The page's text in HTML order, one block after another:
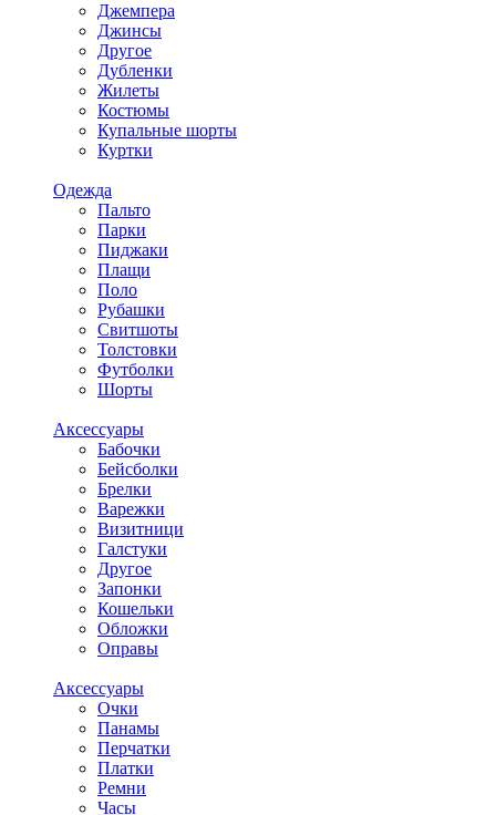
Джемпера
Джинсы
Другое
Дубленки
Жилеты
Костюмы
Купальные шорты
Куртки
Одежда
Пальто
Парки
Пиджаки
Плащи
Поло
Рубашки
Свитшоты
Толстовки
Футболки
Шорты
Аксессуары
Бабочки
Бейсболки
Брелки
Варежки
Визитници
Галстуки
Другое
Запонки
Кошельки
Обложки
Оправы
Аксессуары
Очки
Панамы
Перчатки
Платки
Ремни
Часы